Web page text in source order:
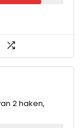
2 haken,